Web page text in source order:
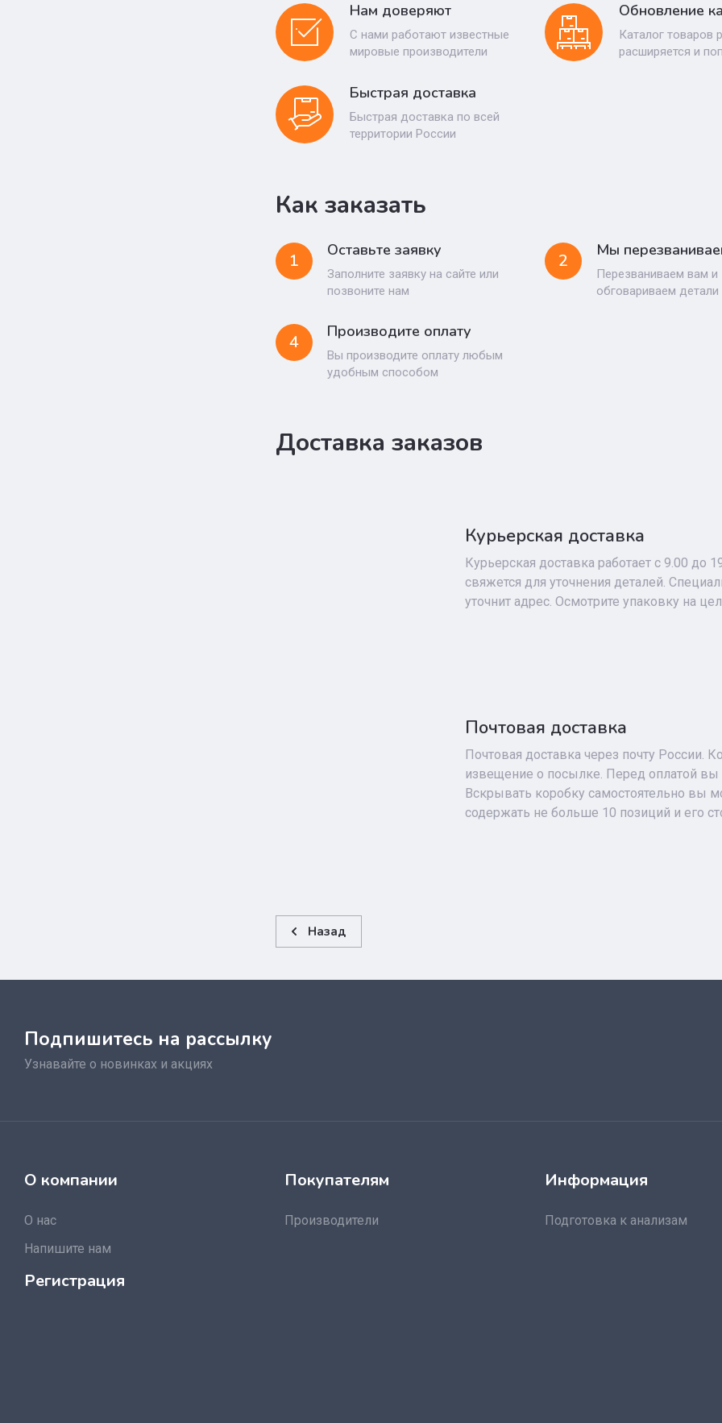
Нам доверяют
С нами работают известные
мировые производители
Обновление
Каталог товаров
расширяется и
Быстрая доставка
Быстрая доставка по всей
территории России
Как заказать
1 Оставьте заявку
Заполните заявку на сайте или
позвоните нам
2 Мы
Перезваниваем вам и
обговариваем детали
4 Производите оплату
Вы производите оплату любым
удобным способом
Доставка заказов
Курьерская доставка
Курьерская доставка работает с 9.00 до
свяжется для уточнения деталей.
уточнит адрес. Осмотрите упаковку на
Почтовая доставка
Почтовая доставка через почту России.
извещение о посылке. Перед оплатой вы
Вскрывать коробку самостоятельно вы
содержать не больше 10 позиций и его
Назад
Подпишитесь на рассылку
Узнавайте о новинках и акциях
О компании
О нас
Напишите нам
Покупателям
Производители
Информация
Подготовка к анализам
Регистрация